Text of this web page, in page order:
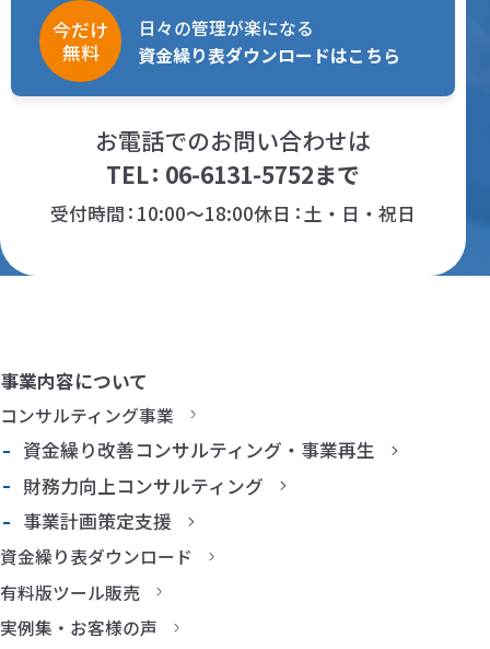
今だけ
無料
日々の管理が楽になる
資金繰り表ダウンロードはこちら
お電話でのお問い合わせは
TEL 06-6131-5752まで
受付時間 10:00～18:00休日 土・日・祝日
事業内容について
コンサルティング事業
資金繰り改善コンサルティング・事業再生
財務力向上コンサルティング
事業計画策定支援
資金繰り表ダウンロード
有料版ツール販売
実例集・お客様の声